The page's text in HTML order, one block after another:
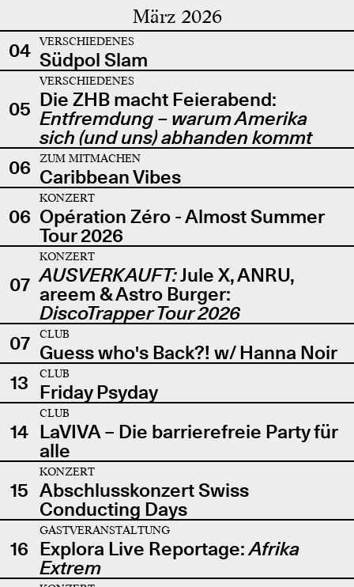
März 2026
04 VERSCHIEDENES
Südpol Slam
05
VERSCHIEDENES
Die ZHB macht Feierabend:
Entfremdung – warum Amerika
sich (und uns) abhanden kommt
06
ZUM MITMACHEN
Caribbean Vibes
06
KONZERT
Opération Zéro - Almost Summer
Tour 2026
07
KONZERT
AUSVERKAUFT:Jule X, ANRU,
areem & Astro Burger:
DiscoTrapper Tour 2026
07
CLUB
Guess who's Back?! w/ Hanna Noir
13
CLUB
Friday Psyday
14
CLUB
LaVIVA – Die barrierefreie Party für
alle
15
KONZERT
Abschlusskonzert Swiss
Conducting Days
16
GASTVERANSTALTUNG
Explora Live Reportage:Afrika
Extrem